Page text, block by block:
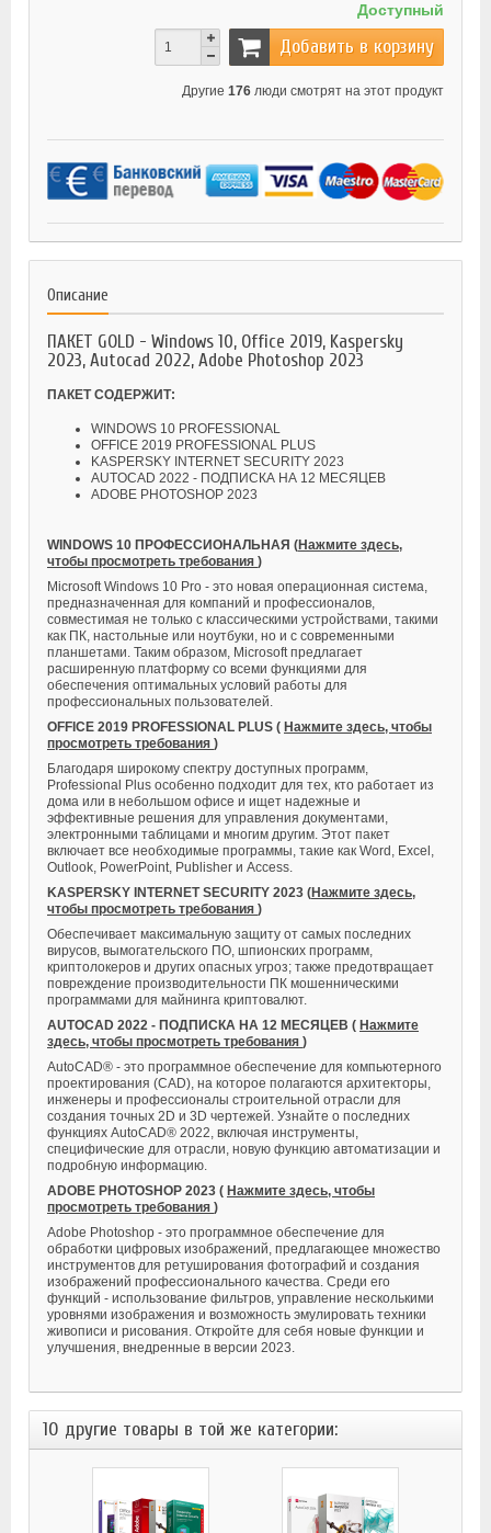
Доступный
Добавить в корзину
Другие 176 люди смотрят на этот продукт
Описание
ПАКЕТ GOLD - Windows 10, Office 2019, Kaspersky
2023, Autocad 2022, Adobe Photoshop 2023
ПАКЕТ СОДЕРЖИТ:
WINDOWS 10 PROFESSIONAL
OFFICE 2019 PROFESSIONAL PLUS
KASPERSKY INTERNET SECURITY 2023
AUTOCAD 2022 - ПОДПИСКА НА 12 МЕСЯЦЕВ
ADOBE PHOTOSHOP 2023
WINDOWS 10 ПРОФЕССИОНАЛЬНАЯ (Нажмите здесь,
чтобы просмотреть требования )
Microsoft Windows 10 Pro - это новая операционная система,
предназначенная для компаний и профессионалов,
совместимая не только с классическими устройствами, такими
как ПК, настольные или ноутбуки, но и с современными
планшетами. Таким образом, Microsoft предлагает
расширенную платформу со всеми функциями для
обеспечения оптимальных условий работы для
профессиональных пользователей.
OFFICE 2019 PROFESSIONAL PLUS ( Нажмите здесь, чтобы
просмотреть требования )
Благодаря широкому спектру доступных программ,
Professional Plus особенно подходит для тех, кто работает из
дома или в небольшом офисе и ищет надежные и
эффективные решения для управления документами,
электронными таблицами и многим другим. Этот пакет
включает все необходимые программы, такие как Word, Excel,
Outlook, PowerPoint, Publisher и Access.
KASPERSKY INTERNET SECURITY 2023 (Нажмите здесь,
чтобы просмотреть требования )
Обеспечивает максимальную защиту от самых последних
вирусов, вымогательского ПО, шпионских программ,
криптолокеров и других опасных угроз; также предотвращает
повреждение производительности ПК мошенническими
программами для майнинга криптовалют.
AUTOCAD 2022 - ПОДПИСКА НА 12 МЕСЯЦЕВ ( Нажмите
здесь, чтобы просмотреть требования )
AutoCAD® - это программное обеспечение для компьютерного
проектирования (CAD), на которое полагаются архитекторы,
инженеры и профессионалы строительной отрасли для
создания точных 2D и 3D чертежей. Узнайте о последних
функциях AutoCAD® 2022, включая инструменты,
специфические для отрасли, новую функцию автоматизации и
подробную информацию.
ADOBE PHOTOSHOP 2023 ( Нажмите здесь, чтобы
просмотреть требования )
Adobe Photoshop - это программное обеспечение для
обработки цифровых изображений, предлагающее множество
инструментов для ретуширования фотографий и создания
изображений профессионального качества. Среди его
функций - использование фильтров, управление несколькими
уровнями изображения и возможность эмулировать техники
живописи и рисования. Откройте для себя новые функции и
улучшения, внедренные в версии 2023.
10 другие товары в той же категории: